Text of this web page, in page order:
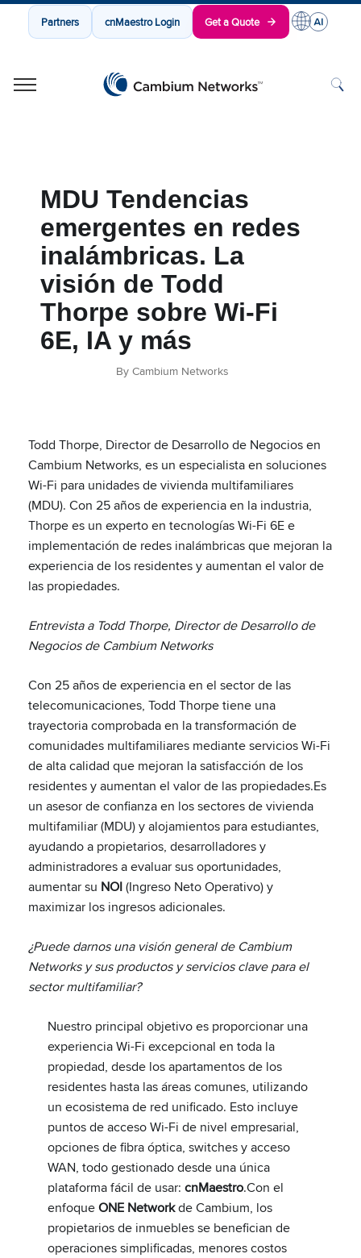
Partners cnMaestro Login Get a Quote
MDU Tendencias
emergentes en redes
inalámbricas. La
visión de Todd
Thorpe sobre Wi-Fi
6E, IA y más
By Cambium Networks
Todd Thorpe, Director de Desarrollo de Negocios en
Cambium Networks, es un especialista en soluciones
Wi-Fi para unidades de vivienda multifamiliares
(MDU). Con 25 años de experiencia en la industria,
Thorpe es un experto en tecnologías Wi-Fi 6E e
implementación de redes inalámbricas que mejoran la
experiencia de los residentes y aumentan el valor de
las propiedades.
Entrevista a Todd Thorpe, Director de Desarrollo de
Negocios de Cambium Networks
Con 25 años de experiencia en el sector de las
telecomunicaciones, Todd Thorpe tiene una
trayectoria comprobada en la transformación de
comunidades multifamiliares mediante servicios Wi-Fi
de alta calidad que mejoran la satisfacción de los
residentes y aumentan el valor de las propiedades.Es
un asesor de confianza en los sectores de vivienda
multifamiliar (MDU) y alojamientos para estudiantes,
ayudando a propietarios, desarrolladores y
administradores a evaluar sus oportunidades,
aumentar su NOI(Ingreso Neto Operativo) y
maximizar los ingresos adicionales.
¿Puede darnos una visión general de Cambium
Networks y sus productos y servicios clave para el
sector multifamiliar?
Nuestro principal objetivo es proporcionar una
experiencia Wi-Fi excepcional en toda la
propiedad, desde los apartamentos de los
residentes hasta las áreas comunes, utilizando
un ecosistema de red unificado. Esto incluye
puntos de acceso Wi-Fi de nivel empresarial,
opciones de fibra óptica, switches y acceso
WAN, todo gestionado desde una única
plataforma fácil de usar: cnMaestro.Con el
enfoqueONE Networkde Cambium, los
propietarios de inmuebles se benefician de
operaciones simplificadas, menores costos